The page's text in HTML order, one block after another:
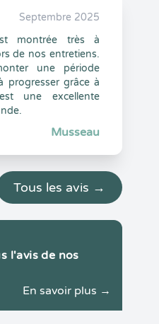
Septembre 2025
montrée très à
de nos entretiens.
une période
progresser grâce à
une excellente
Musseau
Tous les avis →
l'avis de nos
En savoir plus →